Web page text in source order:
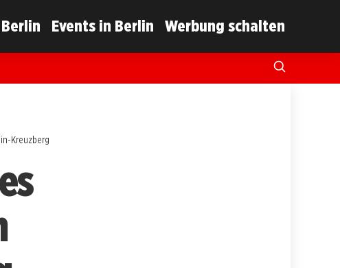
Events in Berlin Werbung schalten
Kreuzberg